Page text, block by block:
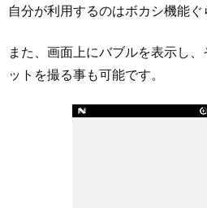
自分が利用するのはボカシ機能ぐ
また、画面上にバブルを表示し
ットを撮る事も可能です。